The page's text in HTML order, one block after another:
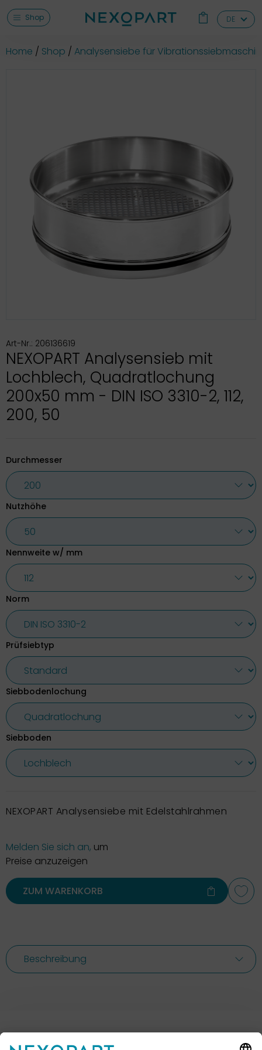
Shop DE
Home Shop Analysensiebe für
Art-Nr.: 206136619
NEXOPART Analysensieb mit
Lochblech, Quadratlochung
200x50 mm - DIN ISO 3310-2, 112,
200, 50
Durchmesser
Nutzhöhe
Nennweite w/ mm
Norm
Prüfsiebtyp
Siebbodenlochung
Siebboden
NEXOPART Analysensiebe mit Edelstahlrahmen
Melden Sie sich an, um
Preise anzuzeigen
ZUM WARENKORB
Beschreibung